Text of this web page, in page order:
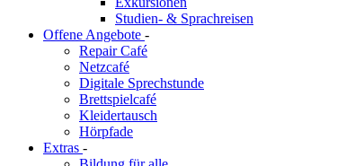
Studien- & Sprachreisen
Offene Angebote -
Repair Café
Netzcafé
Digitale Sprechstunde
Brettspielcafé
Kleidertausch
Hörpfade
Extras -